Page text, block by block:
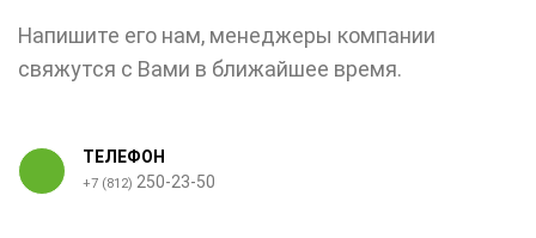
Напишите его нам, менеджеры компании
свяжутся с Вами в ближайшее время.
ТЕЛЕФОН
+7 (812) 250-23-50